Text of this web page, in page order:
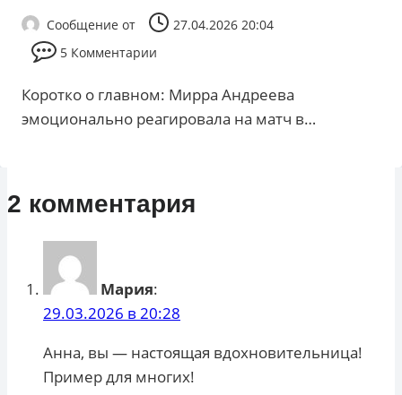
Сообщение от
27.04.2026 20:04
5 Комментарии
Коротко о главном: Мирра Андреева
эмоционально реагировала на матч в…
2 комментария
Мария:
29.03.2026 в 20:28
Анна, вы — настоящая вдохновительница!
Пример для многих!